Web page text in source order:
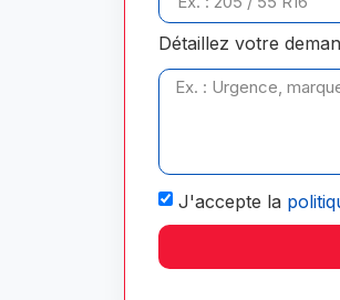
Détaillez votre
J'accepte la